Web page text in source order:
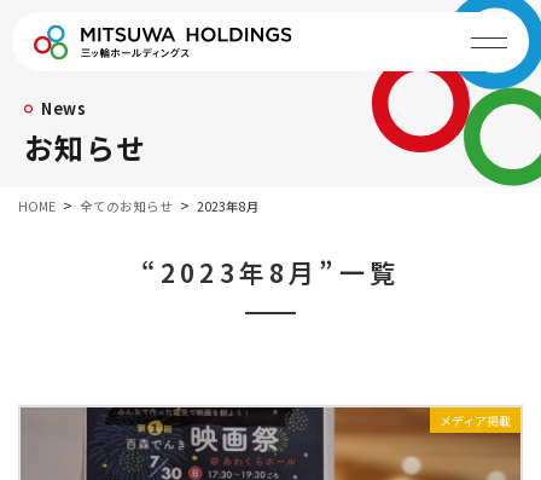
News
お知らせ
HOME 全てのお知らせ 2023年8月
“2023年8月”一覧
メディア掲載